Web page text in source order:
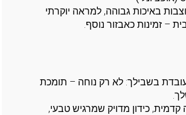
באיכות גבוהה, למראה יוקרתי
– זמינות כאבזור נוסף.
עובדת בשבילך: לא רק נוחה – תומכת
כידון מדויק שמרגיש טבעי,